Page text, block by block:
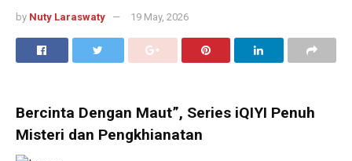
by Nuty Laraswaty 19 May, 2026
Bercinta Dengan Maut”, Series iQIYI Penuh
Misteri dan Pengkhianatan